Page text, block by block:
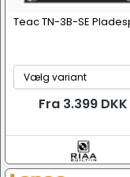
Teac TN-3B-SE
Fra 3.399 DKK